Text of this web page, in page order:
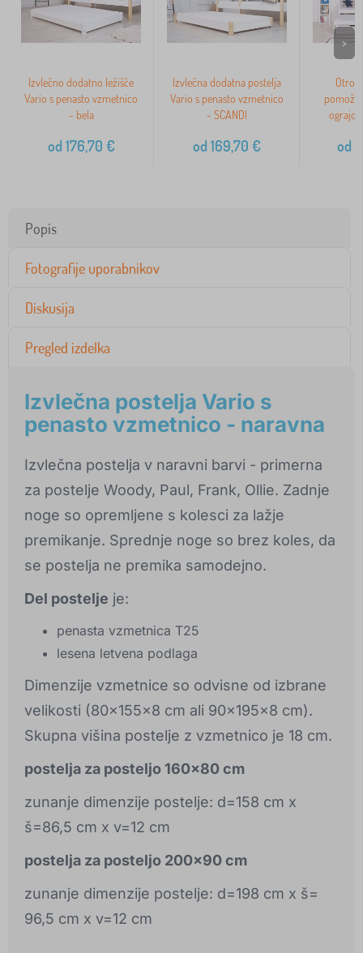
Izvlečno dodatno ležišče
Vario s penasto vzmetnico
- bela
od 176,70 €
Izvlečna dodatna postelja
Vario s penasto vzmetnico
- SCANDI
od 169,70 €
ograjo
od
>
Popis
Fotografije uporabnikov
Diskusija
Pregled izdelka
Izvlečna postelja Vario s
penasto vzmetnico - naravna
Izvlečna postelja v naravni barvi - primerna
za postelje Woody, Paul, Frank, Ollie. Zadnje
noge so opremljene s kolesci za lažje
premikanje. Sprednje noge so brez koles, da
se postelja ne premika samodejno.
Del postelje je:
penasta vzmetnica T25
lesena letvena podlaga
Dimenzije vzmetnice so odvisne od izbrane
velikosti (80x155x8 cm ali 90x195x8 cm).
Skupna višina postelje z vzmetnico je 18 cm.
postelja za posteljo 160x80 cm
zunanje dimenzije postelje: d=158 cm x
š=86,5 cm x v=12 cm
postelja za posteljo 200x90 cm
zunanje dimenzije postelje: d=198 cm x š=
96,5 cm x v=12 cm